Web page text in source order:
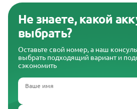
Не знаете, какой
выбрать?
Оставьте свой номер, а наш
выбрать подходящий вариант и
сэкономить
Ваше имя